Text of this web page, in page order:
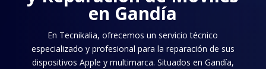
en Gandía
En Tecnikalia, ofrecemos un servicio técnico
especializado y profesional para la reparación de sus
dispositivos Apple y multimarca. Situados en Gandía,